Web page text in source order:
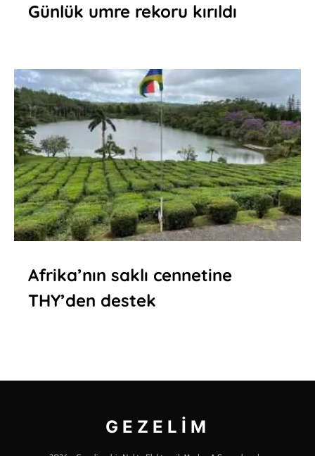
Günlük umre rekoru kırıldı
Afrika’nın saklı cennetine
THY’den destek
GEZELIM